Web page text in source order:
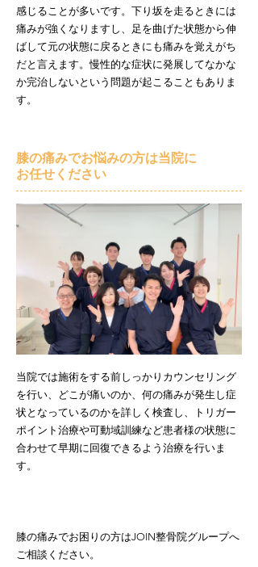
感じることが多いです。下り坂を走るときには
痛みが強くなりますし、足を曲げた状態から伸
ばして元の状態に戻るときにも痛みを覚えがち
だと言えます。慢性的な症状に発展してなかな
か完治しないという問題が起こることもありま
す。
膝の痛みでお悩みの方は当院に
お任せください
当院では施術をする前しっかりカウンセリング
を行い、どこが痛いのか、何の痛みが発生し症
状となっているのかを詳しく検査し、トリガー
ポイント治療や可動域訓練など患者様の状態に
合わせて早期に回復できるよう治療を行いま
す。
膝の痛みでお困りの方はJOIN整骨院グループへ
ご相談ください。